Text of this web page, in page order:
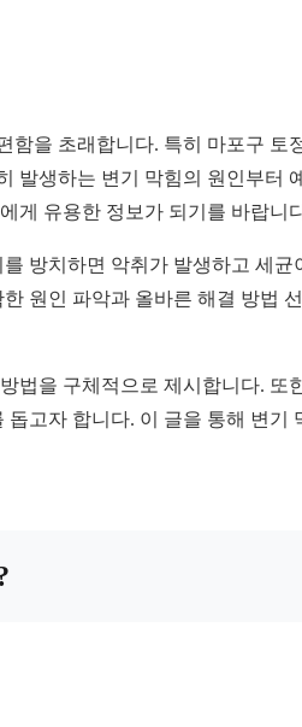
을 초래합니다. 특히 마포구
생하는 변기 막힘의 원인부터
게 유용한 정보가 되기를 바랍니
방치하면 악취가 발생하고 세
원인 파악과 올바른 해결 방법
을 구체적으로 제시합니다.
고자 합니다. 이 글을 통해 변